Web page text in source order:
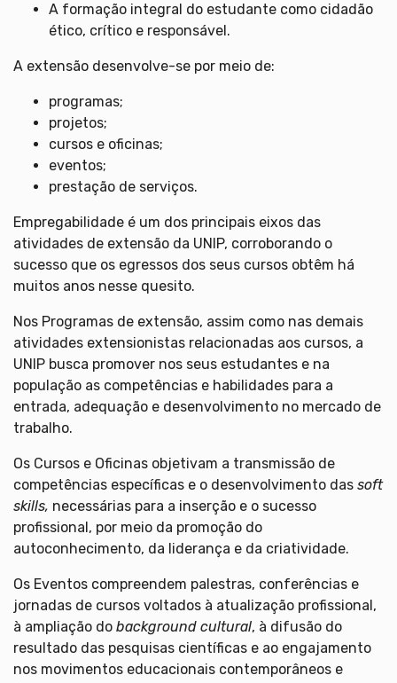
A formação integral do estudante como cidadão
ético, crítico e responsável.
A extensão desenvolve-se por meio de:
programas;
projetos;
cursos e oficinas;
eventos;
prestação de serviços.
Empregabilidade é um dos principais eixos das
atividades de extensão da UNIP, corroborando o
sucesso que os egressos dos seus cursos obtêm há
muitos anos nesse quesito.
Nos Programas de extensão, assim como nas demais
atividades extensionistas relacionadas aos cursos, a
UNIP busca promover nos seus estudantes e na
população as competências e habilidades para a
entrada, adequação e desenvolvimento no mercado de
trabalho.
Os Cursos e Oficinas objetivam a transmissão de
competências específicas e o desenvolvimento das soft
skills, necessárias para a inserção e o sucesso
profissional, por meio da promoção do
autoconhecimento, da liderança e da criatividade.
Os Eventos compreendem palestras, conferências e
jornadas de cursos voltados à atualização profissional,
à ampliação do background cultural, à difusão do
resultado das pesquisas científicas e ao engajamento
nos movimentos educacionais contemporâneos e